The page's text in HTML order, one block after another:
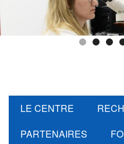
LE CENTRE
PARTENAIRES